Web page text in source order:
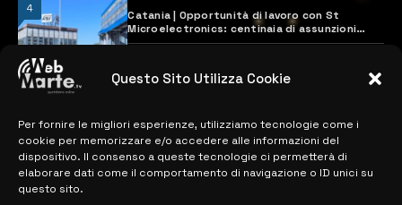
Questo Sito Utilizza Cookie
Per fornire le migliori esperienze, utilizziamo tecnologie come i
cookie per memorizzare e/o accedere alle informazioni del
dispositivo. Il consenso a queste tecnologie ci permetterà di
elaborare dati come il comportamento di navigazione o ID unici su
questo sito.
4
Catania | Opportunità di lavoro con St
Microelectronics: centinaia di assunzioni
previste
MAPPA DEL SITO
> NOTIZIE